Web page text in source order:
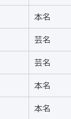
本名
芸名
芸名
本名
本名